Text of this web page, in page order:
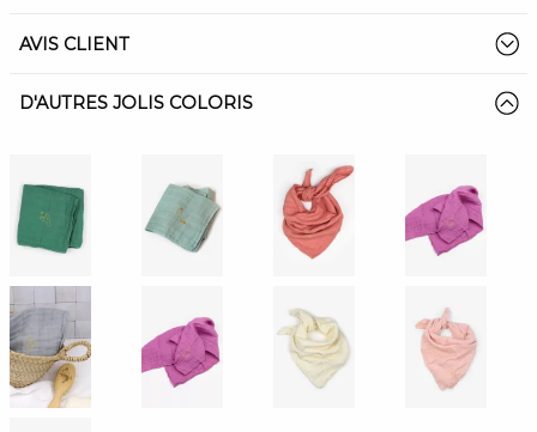
AVIS CLIENT
D'AUTRES JOLIS COLORIS